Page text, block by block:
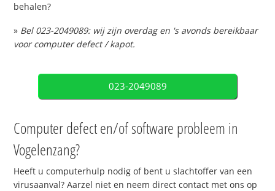
behalen?
» Bel 023-2049089: wij zijn overdag en 's avonds bereikbaar
voor computer defect / kapot.
023-2049089
Computer defect en/of software probleem in
Vogelenzang?
Heeft u computerhulp nodig of bent u slachtoffer van een
virusaanval? Aarzel niet en neem direct contact met ons op